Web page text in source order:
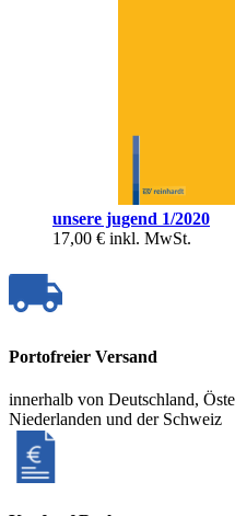
unsere jugend 1/2020
17,00 € inkl. MwSt.
Portofreier Versand
innerhalb von Deutschland,
Niederlanden und der Schweiz